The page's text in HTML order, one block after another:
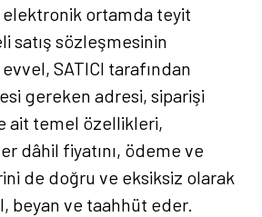
ortamda teyit
satış sözleşmesinin
SATICI tarafından
gereken adresi, siparişi
ait temel özellikleri,
dâhil fiyatını, ödeme ve
de doğru ve eksiksiz olarak
beyan ve taahhüt eder.